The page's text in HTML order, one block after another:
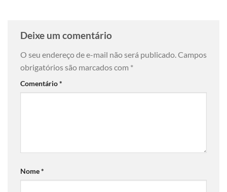
Deixe um comentário
O seu endereço de e-mail não será publicado.Campos
obrigatórios são marcados com *
Comentário*
Nome*